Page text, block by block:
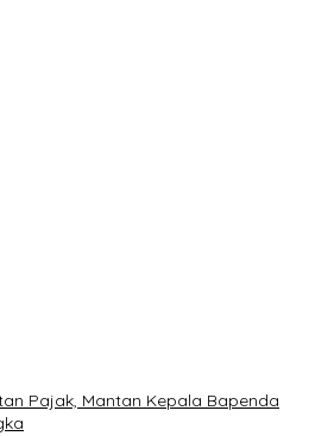
Pajak, Mantan Kepala Bapenda